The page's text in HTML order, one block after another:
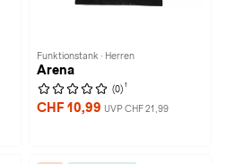
Funktionstank · Herren
Arena
(0) 1
CHF 10,99 UVP CHF 21,99